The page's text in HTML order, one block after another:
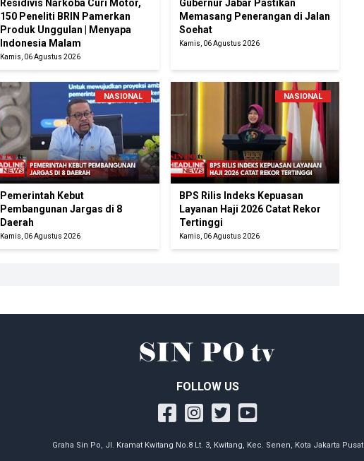
Residivis Narkoba Curi Motor,
150 Peneliti BRIN Pamerkan
Produk Unggulan | Menyapa
Indonesia Malam
Kamis, 06 Agustus 2026
Gubernur Jabar Pastikan
Memasang Penerangan di Jalan
Soehat
Kamis, 06 Agustus 2026
NASIONAL
Pemerintah Kebut
Pembangunan Jargas di 8
Daerah
Kamis, 06 Agustus 2026
NASIONAL
BPS Rilis Indeks Kepuasan
Layanan Haji 2026 Catat Rekor
Tertinggi
Kamis, 06 Agustus 2026
FOLLOW US
Graha Sin Po, Jl. Kramat Kwitang No.8 Lt. 3, Kwitang, Kec. Senen, Kota Jakarta Pusat